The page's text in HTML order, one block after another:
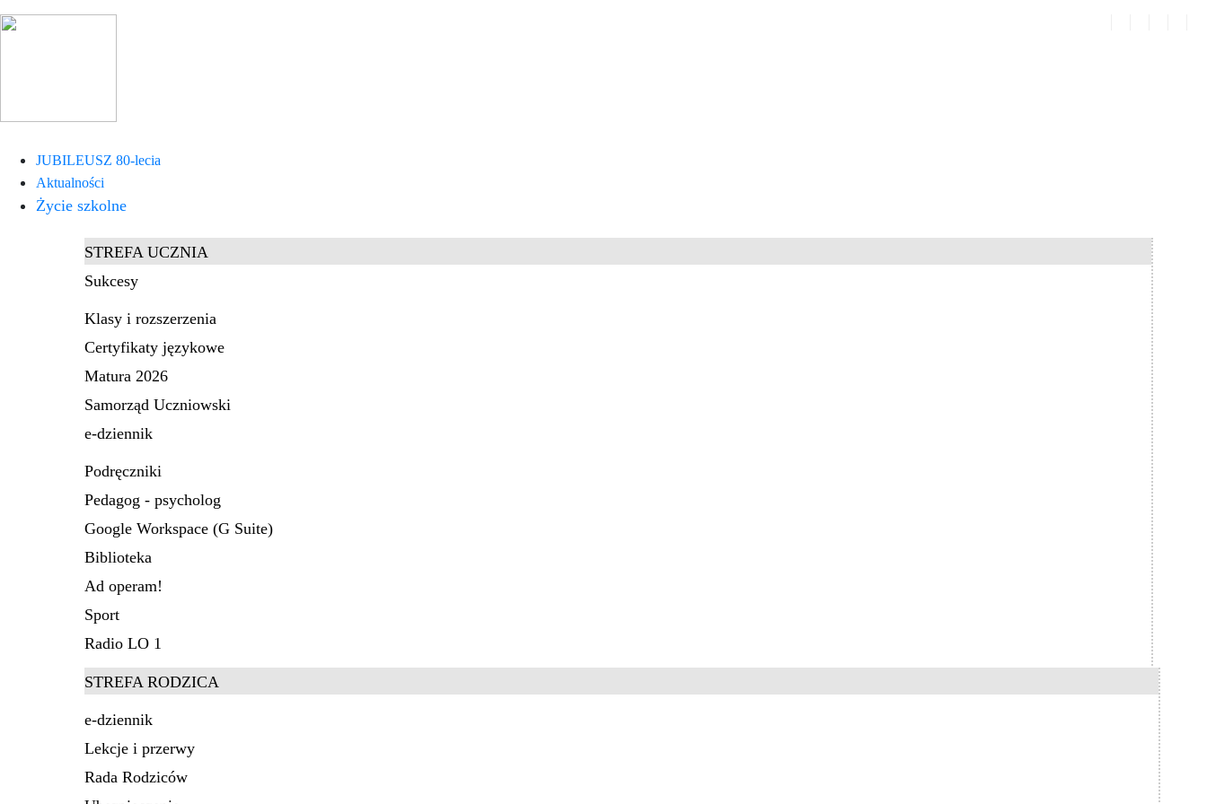
JUBILEUSZ 80-lecia
Aktualności
Życie szkolne
STREFA UCZNIA
Sukcesy
Klasy i rozszerzenia
Certyfikaty językowe
Matura 2026
Samorząd Uczniowski
e-dziennik
Podręczniki
Pedagog - psycholog
Google Workspace (G Suite)
Biblioteka
Ad operam!
Sport
Radio LO 1
STREFA RODZICA
e-dziennik
Lekcje i przerwy
Rada Rodziców